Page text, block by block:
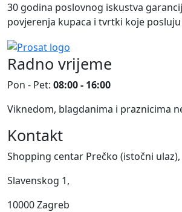
30 godina poslovnog iskustva
povjerenja kupaca i tvrtki koje posluju
Radno vrijeme
Pon - Pet: 08:00 - 16:00
Viknedom, blagdanima i praznicima
Kontakt
Shopping centar Prečko (istočni ulaz),
Slavenskog 1,
10000 Zagreb